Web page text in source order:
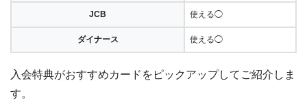
JCB 使える◯
ダイナース 使える◯
入会特典がおすすめカードをピックアップしてご紹介しま
す。